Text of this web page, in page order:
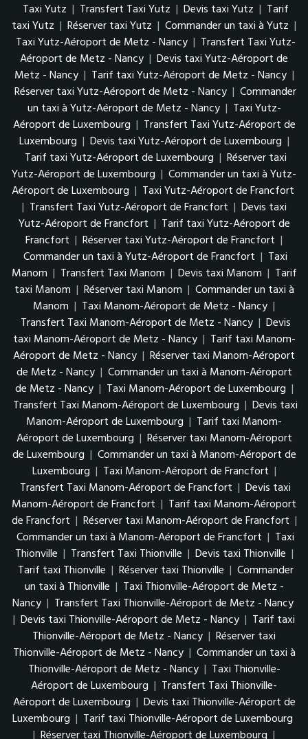
Taxi Yutz | Transfert Taxi Yutz | Devis taxi Yutz | Tarif
taxi Yutz | Réserver taxi Yutz | Commander un taxi à Yutz |
Taxi Yutz-Aéroport de Metz - Nancy | Transfert Taxi Yutz-
Aéroport de Metz - Nancy | Devis taxi Yutz-Aéroport de
Metz - Nancy | Tarif taxi Yutz-Aéroport de Metz - Nancy |
Réserver taxi Yutz-Aéroport de Metz - Nancy | Commander
un taxi à Yutz-Aéroport de Metz - Nancy | Taxi Yutz-
Aéroport de Luxembourg | Transfert Taxi Yutz-Aéroport de
Luxembourg | Devis taxi Yutz-Aéroport de Luxembourg |
Tarif taxi Yutz-Aéroport de Luxembourg | Réserver taxi
Yutz-Aéroport de Luxembourg | Commander un taxi à Yutz-
Aéroport de Luxembourg | Taxi Yutz-Aéroport de Francfort
| Transfert Taxi Yutz-Aéroport de Francfort | Devis taxi
Yutz-Aéroport de Francfort | Tarif taxi Yutz-Aéroport de
Francfort | Réserver taxi Yutz-Aéroport de Francfort |
Commander un taxi à Yutz-Aéroport de Francfort | Taxi
Manom | Transfert Taxi Manom | Devis taxi Manom | Tarif
taxi Manom | Réserver taxi Manom | Commander un taxi à
Manom | Taxi Manom-Aéroport de Metz - Nancy |
Transfert Taxi Manom-Aéroport de Metz - Nancy | Devis
taxi Manom-Aéroport de Metz - Nancy | Tarif taxi Manom-
Aéroport de Metz - Nancy | Réserver taxi Manom-Aéroport
de Metz - Nancy | Commander un taxi à Manom-Aéroport
de Metz - Nancy | Taxi Manom-Aéroport de Luxembourg |
Transfert Taxi Manom-Aéroport de Luxembourg | Devis taxi
Manom-Aéroport de Luxembourg | Tarif taxi Manom-
Aéroport de Luxembourg | Réserver taxi Manom-Aéroport
de Luxembourg | Commander un taxi à Manom-Aéroport de
Luxembourg | Taxi Manom-Aéroport de Francfort |
Transfert Taxi Manom-Aéroport de Francfort | Devis taxi
Manom-Aéroport de Francfort | Tarif taxi Manom-Aéroport
de Francfort | Réserver taxi Manom-Aéroport de Francfort |
Commander un taxi à Manom-Aéroport de Francfort | Taxi
Thionville | Transfert Taxi Thionville | Devis taxi Thionville |
Tarif taxi Thionville | Réserver taxi Thionville | Commander
un taxi à Thionville | Taxi Thionville-Aéroport de Metz -
Nancy | Transfert Taxi Thionville-Aéroport de Metz - Nancy
| Devis taxi Thionville-Aéroport de Metz - Nancy | Tarif taxi
Thionville-Aéroport de Metz - Nancy | Réserver taxi
Thionville-Aéroport de Metz - Nancy | Commander un taxi à
Thionville-Aéroport de Metz - Nancy | Taxi Thionville-
Aéroport de Luxembourg | Transfert Taxi Thionville-
Aéroport de Luxembourg | Devis taxi Thionville-Aéroport de
Luxembourg | Tarif taxi Thionville-Aéroport de Luxembourg